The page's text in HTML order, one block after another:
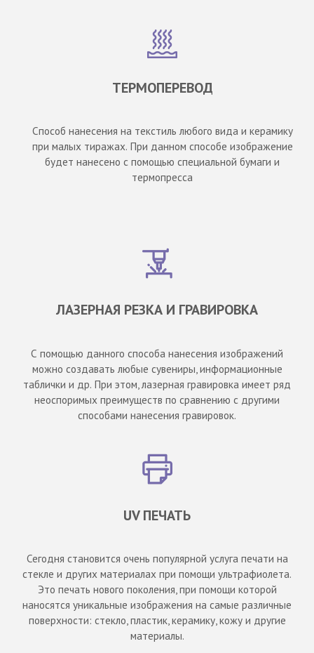
ТЕРМОПЕРЕВОД
Способ нанесения на текстиль любого вида и керамику
при малых тиражах. При данном способе изображение
будет нанесено с помощью специальной бумаги и
термопресса
ЛАЗЕРНАЯ РЕЗКА И ГРАВИРОВКА
С помощью данного способа нанесения изображений
можно создавать любые сувениры, информационные
таблички и др. При этом, лазерная гравировка имеет ряд
неоспоримых преимуществ по сравнению с другими
способами нанесения гравировок.
UV ПЕЧАТЬ
Сегодня становится очень популярной услуга печати на
стекле и других материалах при помощи ультрафиолета.
Это печать нового поколения, при помощи которой
наносятся уникальные изображения на самые различные
поверхности: стекло, пластик, керамику, кожу и другие
материалы.